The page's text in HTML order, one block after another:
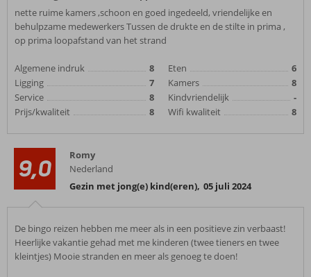
nette ruime kamers ,schoon en goed ingedeeld, vriendelijke en
behulpzame medewerkers Tussen de drukte en de stilte in prima ,
op prima loopafstand van het strand
Algemene indruk
8
Ligging
7
Service
8
Prijs/kwaliteit
8
Eten
6
Kamers
8
Kindvriendelijk
-
Wifi kwaliteit
8
9,0
Romy
Nederland
Gezin met jong(e) kind(eren), 05 juli 2024
De bingo reizen hebben me meer als in een positieve zin verbaast!
Heerlijke vakantie gehad met me kinderen (twee tieners en twee
kleintjes) Mooie stranden en meer als genoeg te doen!